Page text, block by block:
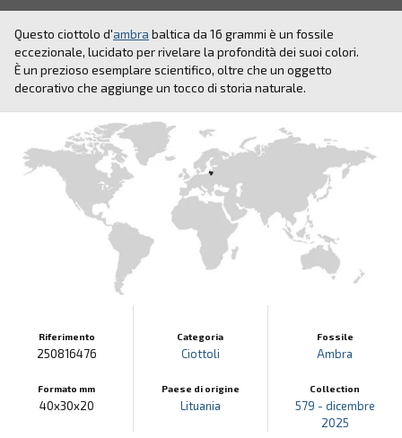
Questo ciottolo d'ambra baltica da 16 grammi è un fossile
eccezionale, lucidato per rivelare la profondità dei suoi colori.
È un prezioso esemplare scientifico, oltre che un oggetto
decorativo che aggiunge un tocco di storia naturale.
Riferimento
250816476
Formato mm
40x30x20
Categoria
Ciottoli
Paese di origine
Lituania
Fossile
Ambra
Collection
579 - dicembre
2025